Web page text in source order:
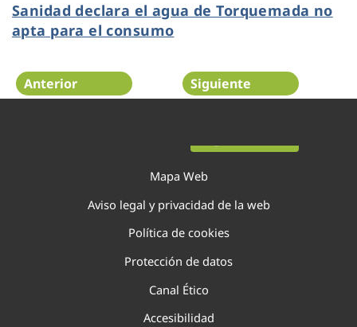
Sanidad declara el agua de Torquemada no
apta para el consumo
Anterior Siguiente
Mapa Web
Aviso legal y privacidad de la web
Política de cookies
Protección de datos
Canal Ético
Accesibilidad